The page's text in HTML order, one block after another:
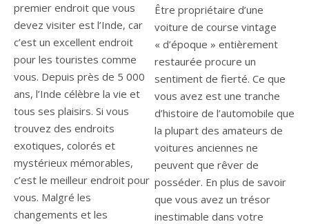
premier endroit que vous
devez visiter est l’Inde, car
c’est un excellent endroit
pour les touristes comme
vous. Depuis près de 5 000
ans, l’Inde célèbre la vie et
tous ses plaisirs. Si vous
trouvez des endroits
exotiques, colorés et
mystérieux mémorables,
c’est le meilleur endroit pour
vous. Malgré les
changements et les
Être propriétaire d’une
voiture de course vintage
« d’époque » entièrement
restaurée procure un
sentiment de fierté. Ce que
vous avez est une tranche
d’histoire de l’automobile que
la plupart des amateurs de
voitures anciennes ne
peuvent que rêver de
posséder. En plus de savoir
que vous avez un trésor
inestimable dans votre